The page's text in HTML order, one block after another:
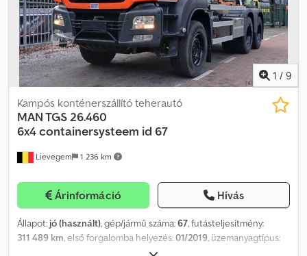
1 / 9
Lievegem 1 236 km
Kampós konténerszállító teherautó
MAN TGS 26.460
6x4containersysteem id 67
Árinformáció Hívás
Állapot: jó (használt), gép/jármű száma:67, futásteljesítmény:
311 489 km, első forgalomba helyezés:01/2019, üzemanyagtípus:
, üzemanyag: